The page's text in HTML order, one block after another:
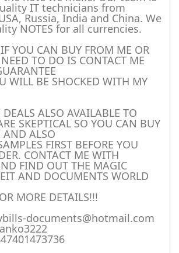
IT technicians from
Russia, India and China. We
NOTES for all currencies.
YOU CAN BUY FROM ME OR
TO DO IS CONTACT ME
WILL BE SHOCKED WITH MY
DEALS ALSO AVAILABLE TO
SKEPTICAL SO YOU CAN BUY
AND ALSO
FIRST BEFORE YOU
CONTACT ME WITH
FIND OUT THE MAGIC
AND DOCUMENTS WORLD
MORE DETAILS!!!
documents@hotmail.com